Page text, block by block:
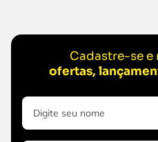
Cadastre-se e
ofertas,